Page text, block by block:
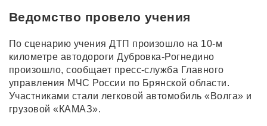
Ведомство провело учения
По сценарию учения ДТП произошло на 10-м
километре автодороги Дубровка-Рогнедино
произошло, сообщает пресс-служба Главного
управления МЧС России по Брянской области.
Участниками стали легковой автомобиль «Волга» и
грузовой «КАМАЗ».